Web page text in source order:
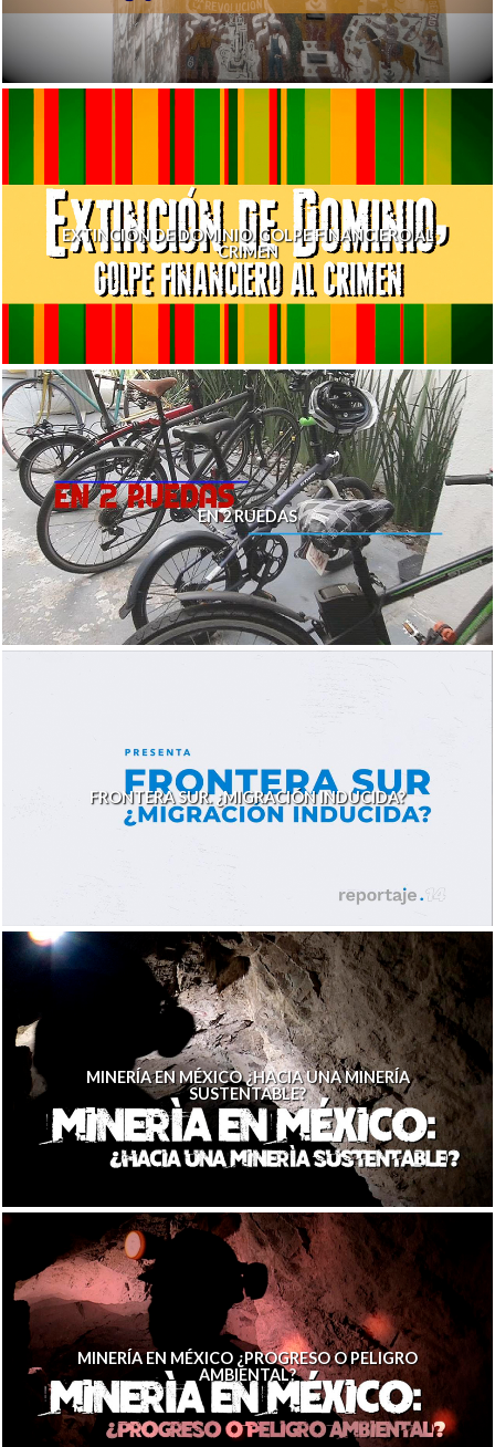
EXTINCIÓN DE DOMINIO. GOLPE FINANCIERO AL
CRIMEN
EN 2 RUEDAS
FRONTERA SUR. ¿MIGRACIÓN INDUCIDA?
MINERÍA EN MÉXICO ¿HACIA UNA MINERÍA
SUSTENTABLE?
MINERÍA EN MÉXICO ¿PROGRESO O PELIGRO
AMBIENTAL?